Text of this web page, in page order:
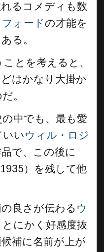
るコメディも数
ォードの才能を
る。
とを考えると、
はかなり大掛か
。
中でも、最も愛
いいウィル・ロジ
で、この後に
）を残して他
良さが伝わる ウ
とにかく好感度抜
補に名前が上が